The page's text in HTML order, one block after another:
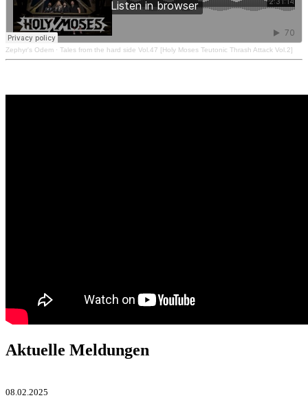
Zephyr's Odem · Tales from the hard side Vol.47 [Holy Moses Teutonic Thrash Attack Vol.2]
Aktuelle Meldungen
08.02.2025